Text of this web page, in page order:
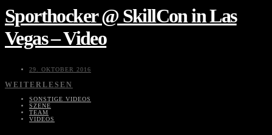
Sporthocker @ SkillCon in Las
Vegas – Video
29. OKTOBER 2016
WEITERLESEN
SONSTIGE VIDEOS
SZENE
TEAM
VIDEOS